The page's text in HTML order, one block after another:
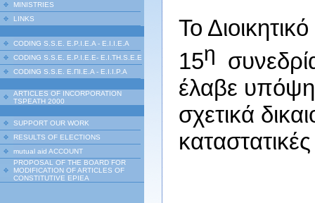
MINISTRIES
LINKS
CODING S.S.E. E.P.I.E.A - E.I.I.E.A
CODING S.S.E. E.P.I.E.E- E.I.TH.S.E.E
CODING S.S.E. Ε.ΠΙ.Ε.Α - Ε.Ι.Ι.P.A
ARTICLES OF INCORPORATION
TSPEATH 2000
SUPPORT OUR WORK
RESULTS OF ELECTIONS
mutual aid ACCOUNT
PROPOSAL OF THE BOARD FOR
MODIFICATION OF ARTICLES OF
CONSTITUTIVE EPIEA
Το
15η
έλαβε υπόψη
σχετικά
καταστατικές